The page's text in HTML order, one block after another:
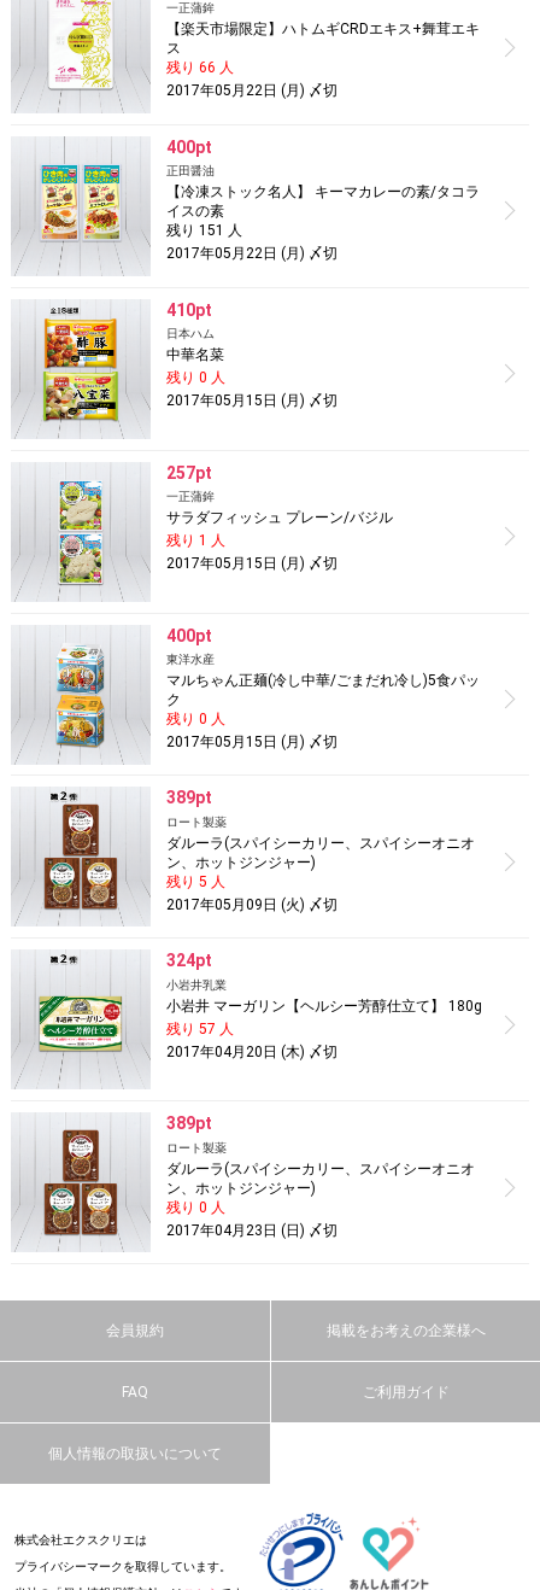
一正蒲鉾
【楽天市場限定】ハトムギCRDエキス+舞茸エキ
ス
残り 66 人
2017年05月22日 (月) 〆切
400pt
正田醤油
【冷凍ストック名人】 キーマカレーの素/タコラ
イスの素
残り 151 人
2017年05月22日 (月) 〆切
410pt
日本ハム
中華名菜
残り 0 人
2017年05月15日 (月) 〆切
257pt
一正蒲鉾
サラダフィッシュ プレーン/バジル
残り 1 人
2017年05月15日 (月) 〆切
400pt
東洋水産
マルちゃん正麺(冷し中華/ごまだれ冷し)5食パッ
ク
残り 0 人
2017年05月15日 (月) 〆切
389pt
ロート製薬
ダルーラ(スパイシーカリー、スパイシーオニオ
ン、ホットジンジャー)
残り 5 人
2017年05月09日 (火) 〆切
324pt
小岩井乳業
小岩井 マーガリン【ヘルシー芳醇仕立て】 180g
残り 57 人
2017年04月20日 (木) 〆切
389pt
ロート製薬
ダルーラ(スパイシーカリー、スパイシーオニオ
ン、ホットジンジャー)
残り 0 人
2017年04月23日 (日) 〆切
会員規約 掲載をお考えの企業様へ
FAQ ご利用ガイド
個人情報の取扱いについて
株式会社エクスクリエは
プライバシーマークを取得しています。